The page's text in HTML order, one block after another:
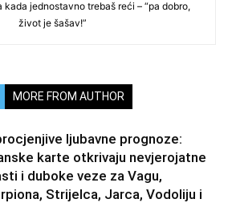
jednostavno trebaš reći – “pa dobro,
život je šašav!”
MORE FROM AUTHOR
ljubavne prognoze:
karte otkrivaju nevjerojatne
i duboke veze za Vagu,
Strijelca, Jarca, Vodoliju i